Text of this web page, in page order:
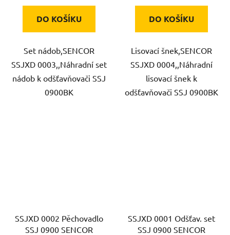
DO KOŠÍKU
Set nádob,SENCOR
SSJXD 0003,,Náhradní set
nádob k odšťavňovači SSJ
0900BK
DO KOŠÍKU
Lisovací šnek,SENCOR
SSJXD 0004,,Náhradní
lisovací šnek k
odšťavňovači SSJ 0900BK
SSJXD 0002 Pěchovadlo
SSJ 0900 SENCOR
SSJXD 0001 Odšťav. set
SSJ 0900 SENCOR